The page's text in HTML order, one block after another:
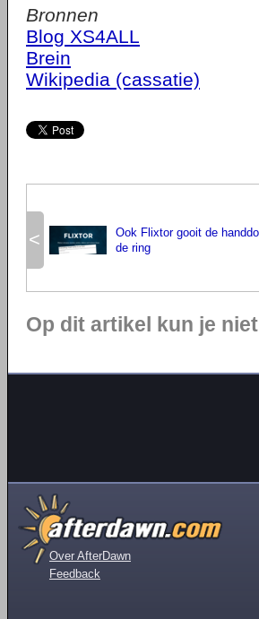
Bronnen
Blog XS4ALL
Brein
Wikipedia (cassatie)
<
Ook Flixtor gooit de
de ring
Op dit artikel kun je
Over AfterDawn
Feedback